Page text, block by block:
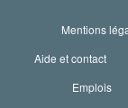
Mentions
Aide et contact
Emplois